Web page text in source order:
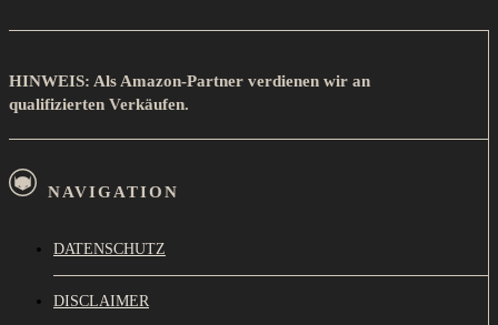
HINWEIS: Als Amazon-Partner verdienen wir an
qualifizierten Verkäufen.
NAVIGATION
DATENSCHUTZ
DISCLAIMER